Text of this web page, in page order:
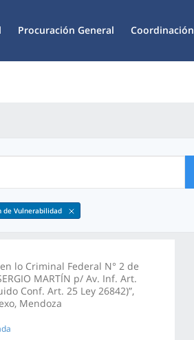
Procuración General Coordinación
de Vulnerabilidad
lo Criminal Federal N° 2 de
MARTÍN p/ Av. Inf. Art.
Conf. Art. 25 Ley 26842)”,
Mendoza